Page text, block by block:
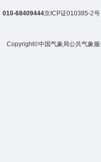
010-68409444京ICP证010385-2号
Copyright©中国气象局公共气象